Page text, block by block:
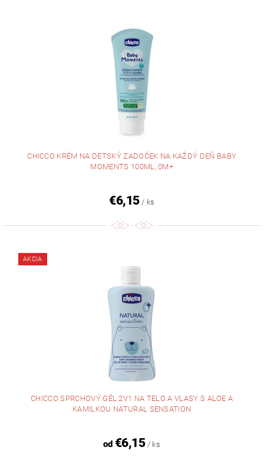
CHICCO KRÉM NA DETSKÝ ZADOČEK NA KAŽDÝ DEŇ BABY
MOMENTS 100ML, 0M+
€6,15 / ks
AKCIA
CHICCO SPRCHOVÝ GÉL 2V1 NA TELO A VLASY S ALOE A
KAMILKOU NATURAL SENSATION
od€6,15 / ks